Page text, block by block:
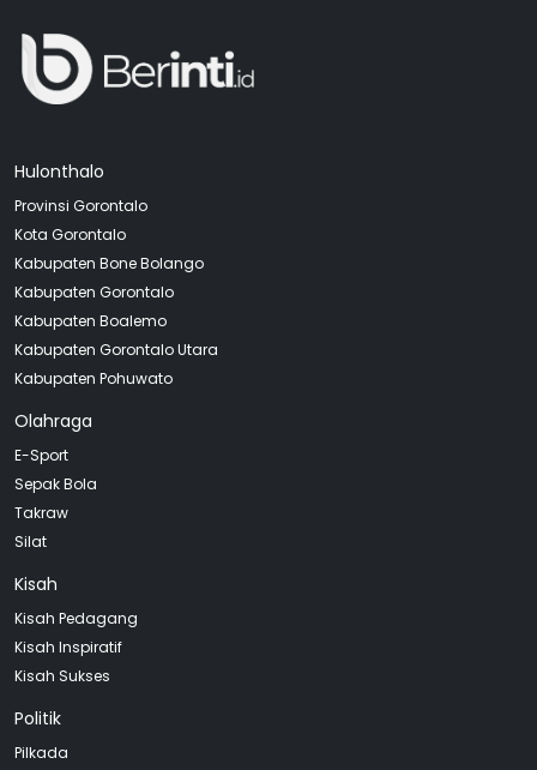
Hulonthalo
Provinsi Gorontalo
Kota Gorontalo
Kabupaten Bone Bolango
Kabupaten Gorontalo
Kabupaten Boalemo
Kabupaten Gorontalo Utara
Kabupaten Pohuwato
Olahraga
E-Sport
Sepak Bola
Takraw
Silat
Kisah
Kisah Pedagang
Kisah Inspiratif
Kisah Sukses
Politik
Pilkada